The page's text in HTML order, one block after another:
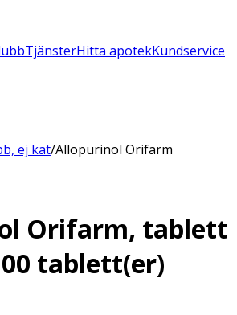
TjänsterHitta apotekKundservice
ej kat/Allopurinol Orifarm
Orifarm, tablett
tablett(er)